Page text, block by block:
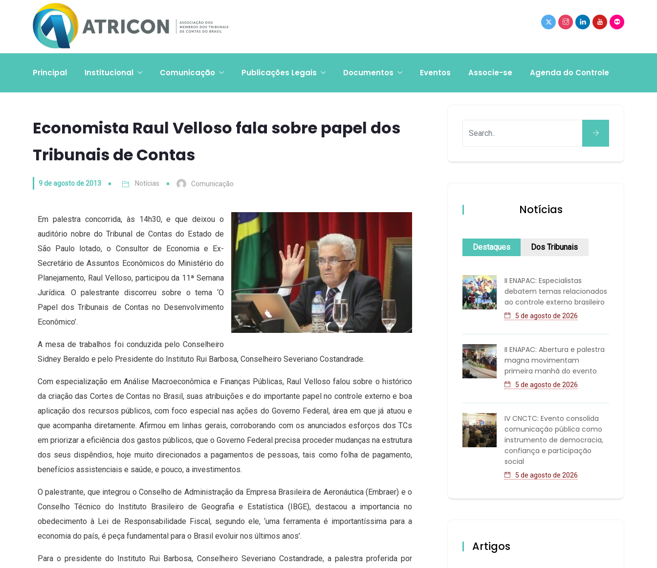
Principal Institucional Comunicação Publicações Legais Documentos Eventos Associe-se Agenda do Controle
Economista Raul Velloso fala sobre papel dos
Tribunais de Contas
9 de agosto de 2013 Notícias Comunicação
Em palestra concorrida, às 14h30, e que deixou o
auditório nobre do Tribunal de Contas do Estado de
São Paulo lotado, o Consultor de Economia e Ex-
Secretário de Assuntos Econômicos do Ministério do
Planejamento, Raul Velloso, participou da 11ª Semana
Jurídica. O palestrante discorreu sobre o tema ‘O
Papel dos Tribunais de Contas no Desenvolvimento
Econômico’.
A mesa de trabalhos foi conduzida pelo Conselheiro
Sidney Beraldo e pelo Presidente do Instituto Rui Barbosa, Conselheiro Severiano Costandrade.
Com especialização em Análise Macroeconômica e Finanças Públicas, Raul Velloso falou sobre o histórico
da criação das Cortes de Contas no Brasil, suas atribuições e do importante papel no controle externo e boa
aplicação dos recursos públicos, com foco especial nas ações do Governo Federal, área em que já atuou e
que acompanha diretamente. Afirmou em linhas gerais, corroborando com os anunciados esforços dos TCs
em priorizar a eficiência dos gastos públicos, que o Governo Federal precisa proceder mudanças na estrutura
dos seus dispêndios, hoje muito direcionados a pagamentos de pessoas, tais como folha de pagamento,
benefícios assistenciais e saúde, e pouco, a investimentos.
O palestrante, que integrou o Conselho de Administração da Empresa Brasileira de Aeronáutica (Embraer) e o
Conselho Técnico do Instituto Brasileiro de Geografia e Estatística (IBGE), destacou a importancia no
obedecimento à Lei de Responsabilidade Fiscal, segundo ele, ‘uma ferramenta é importantíssima para a
economia do país, é peça fundamental para o Brasil evoluir nos últimos anos’.
Para o presidente do Instituto Rui Barbosa, Conselheiro Severiano Costandrade, a palestra proferida por
Notícias
Destaques Dos Tribunais
II ENAPAC: Especialistas
debatem temas relacionados
ao controle externo brasileiro
5 de agosto de 2026
II ENAPAC: Abertura e palestra
magna movimentam
primeira manhã do evento
5 de agosto de 2026
IV CNCTC: Evento consolida
comunicação pública como
instrumento de democracia,
confiança e participação
social
5 de agosto de 2026
Artigos